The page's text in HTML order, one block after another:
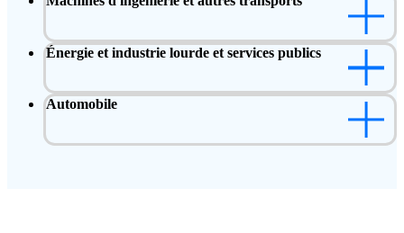
Énergie et industrie lourde et services publics
Automobile